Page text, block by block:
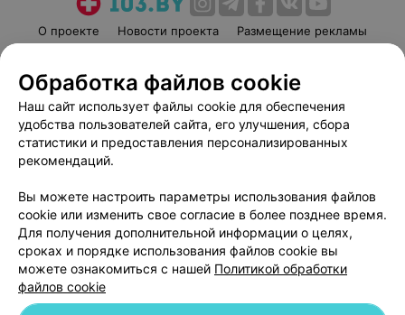
О проекте Новости проекта
Размещение рекламы
Пользовательское соглашение
Способы оплаты
Вакансии
Партнеры
Написать руководителю 103.by
Обработка персональных данных
Обработка файлов cookie
Наш сайт использует файлы cookie для обеспечения
удобства пользователей сайта, его улучшения, сбора
статистики и предоставления персонализированных
рекомендаций.
Вы можете настроить параметры использования файлов
cookie или изменить свое согласие в более позднее время.
Для получения дополнительной информации о целях,
сроках и порядке использования файлов cookie вы
можете ознакомиться с нашей Политикой обработки
файлов cookie